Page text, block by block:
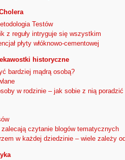
Testów
z reguły intryguje się wszystkim
płyty włóknowo-cementowej
historyczne
bardziej mądrą osobą?
w rodzinie – jak sobie z nią poradzić
czytanie blogów tematycznych
w każdej dziedzinie – wiele zależy